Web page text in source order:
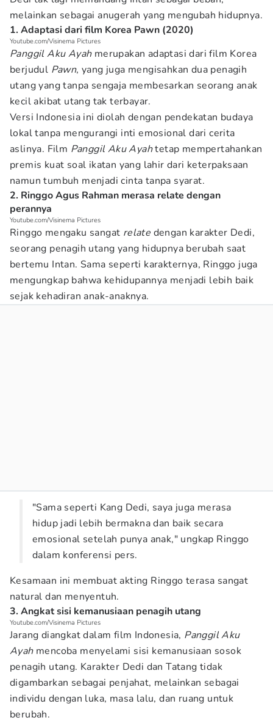
melainkan sebagai anugerah yang mengubah hidupnya.
1. Adaptasi dari film Korea Pawn (2020)
Youtube.com/Visinema Pictures
Panggil Aku Ayahmerupakan adaptasi dari film Korea
berjudul Pawn, yang juga mengisahkan dua penagih
utang yang tanpa sengaja membesarkan seorang anak
kecil akibat utang tak terbayar.
Versi Indonesia ini diolah dengan pendekatan budaya
lokal tanpa mengurangi inti emosional dari cerita
aslinya. Film Panggil Aku Ayahtetap mempertahankan
premis kuat soal ikatan yang lahir dari keterpaksaan
namun tumbuh menjadi cinta tanpa syarat.
2. Ringgo Agus Rahman merasa relate dengan
perannya
Youtube.com/Visinema Pictures
Ringgo mengaku sangat relate dengan karakter Dedi,
seorang penagih utang yang hidupnya berubah saat
bertemu Intan. Sama seperti karakternya, Ringgo juga
mengungkap bahwa kehidupannya menjadi lebih baik
sejak kehadiran anak-anaknya.
"Sama seperti Kang Dedi, saya juga merasa
hidup jadi lebih bermakna dan baik secara
emosional setelah punya anak," ungkap Ringgo
dalam konferensi pers.
Kesamaan ini membuat akting Ringgo terasa sangat
natural dan menyentuh.
3. Angkat sisi kemanusiaan penagih utang
Youtube.com/Visinema Pictures
Jarang diangkat dalam film Indonesia, Panggil Aku
Ayahmencoba menyelami sisi kemanusiaan sosok
penagih utang. Karakter Dedi dan Tatang tidak
digambarkan sebagai penjahat, melainkan sebagai
individu dengan luka, masa lalu, dan ruang untuk
berubah.